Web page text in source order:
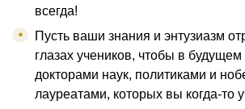
всегда!
Пусть ваши знания и энтузиазм
глазах учеников, чтобы в
докторами наук, политиками и
лауреатами, которых вы когда-то